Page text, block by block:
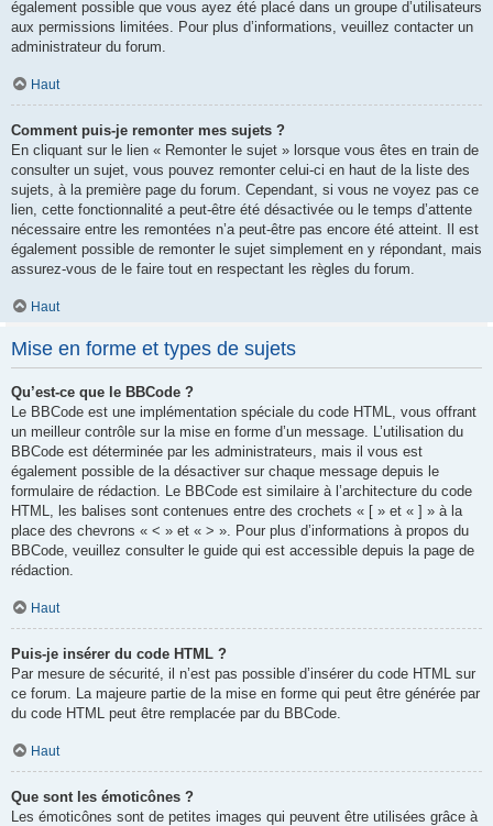
également possible que vous ayez été placé dans un groupe d’utilisateurs
aux permissions limitées. Pour plus d’informations, veuillez contacter un
administrateur du forum.
Haut
Comment puis-je remonter mes sujets ?
En cliquant sur le lien « Remonter le sujet » lorsque vous êtes en train de
consulter un sujet, vous pouvez remonter celui-ci en haut de la liste des
sujets, à la première page du forum. Cependant, si vous ne voyez pas ce
lien, cette fonctionnalité a peut-être été désactivée ou le temps d’attente
nécessaire entre les remontées n’a peut-être pas encore été atteint. Il est
également possible de remonter le sujet simplement en y répondant, mais
assurez-vous de le faire tout en respectant les règles du forum.
Haut
Mise en forme et types de sujets
Qu’est-ce que le BBCode ?
Le BBCode est une implémentation spéciale du code HTML, vous offrant
un meilleur contrôle sur la mise en forme d’un message. L’utilisation du
BBCode est déterminée par les administrateurs, mais il vous est
également possible de la désactiver sur chaque message depuis le
formulaire de rédaction. Le BBCode est similaire à l’architecture du code
HTML, les balises sont contenues entre des crochets « [ » et « ] » à la
place des chevrons « < » et « > ». Pour plus d’informations à propos du
BBCode, veuillez consulter le guide qui est accessible depuis la page de
rédaction.
Haut
Puis-je insérer du code HTML ?
Par mesure de sécurité, il n’est pas possible d’insérer du code HTML sur
ce forum. La majeure partie de la mise en forme qui peut être générée par
du code HTML peut être remplacée par du BBCode.
Haut
Que sont les émoticônes ?
Les émoticônes sont de petites images qui peuvent être utilisées grâce à